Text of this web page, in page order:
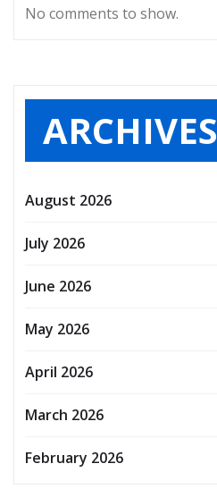
No comments to show.
ARCHIVES
August 2026
July 2026
June 2026
May 2026
April 2026
March 2026
February 2026